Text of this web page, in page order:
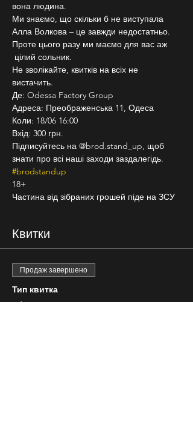
вона людина.
Ми знаємо, що скільки б не виступала
Алла Волкова – це завжди недостатньо.
Проте цього разу ми маємо для вас аж
цілий сольник.
Не зволікайте, квитків на всіх не
вистачить.
Де: Odessa Factory Group
Адреса: Преображенська 11, Одеса
Коли: 18/06 16:00
Вхід: 300 грн.
Підписуйтесь на @brod.stand_up, щоб
знати про всі наші заходи заздалегідь.
#brodstandup
18+
Частина від зібраних грошей піде на ЗСУ
Квитки
Продаж завершено
Тип квитка
Вільна посадка